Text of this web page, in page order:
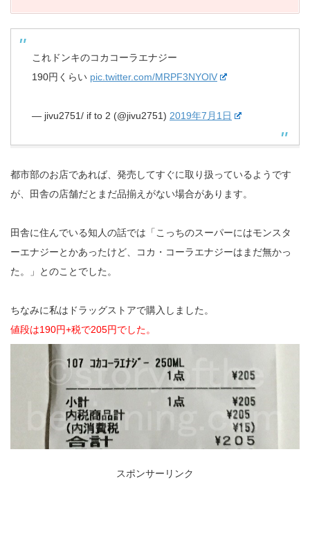
これドンキのコカコーラエナジー
190円くらい pic.twitter.com/MRPF3NYOlV
— jivu2751/ if to 2 (@jivu2751) 2019年7月1日
都市部のお店であれば、発売してすぐに取り扱っているようです
が、田舎の店舗だとまだ品揃えがない場合があります。
田舎に住んでいる知人の話では「こっちのスーパーにはモンスタ
ーエナジーとかあったけど、コカ・コーラエナジーはまだ無かっ
た。」とのことでした。
ちなみに私はドラッグストアで購入しました。
値段は190円+税で205円でした。
スポンサーリンク